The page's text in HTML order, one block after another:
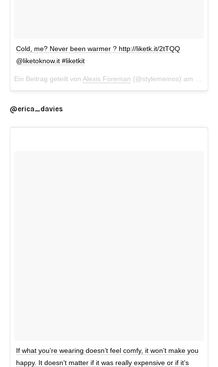
Cold, me? Never been warmer ? http://liketk.it/2tTQQ
@liketoknow.it #liketkit
Ein Beitrag geteilt von Alexis Foreman (@stylememos) am
@erica_davies
If what you’re wearing doesn’t feel comfy, it won’t make you
happy. It doesn’t matter if it was really expensive or if it’s